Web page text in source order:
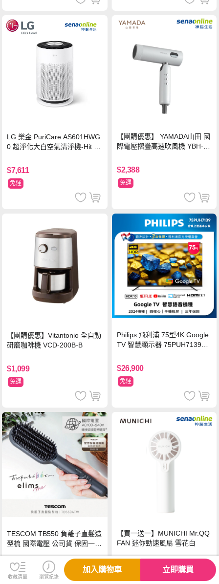
LG 樂金 PuriCare AS601HWG
0 超淨化大白空氣清淨機-Hit 18
$7,611
免運
【團購優惠】 YAMADA山田 國
際電壓摺疊高速吹風機 YBH-12
$2,388
免運
【團購優惠】Vitantonio 全自動
研磨咖啡機 VCD-200B-B
$1,099
免運
Philips 飛利浦 75型4K Google
TV 智慧顯示器 75PUH7139
$26,900
免運
TESCOM TB550 負離子直髮造
型梳 國際電壓 公司貨 保固一年
$1,590
免運
【買一送一】MUNICHI Mr.QQ
FAN 迷你勁速風扇 雪花白
$499
免運
收藏清單 瀏覽紀錄
加入購物車 立即購買